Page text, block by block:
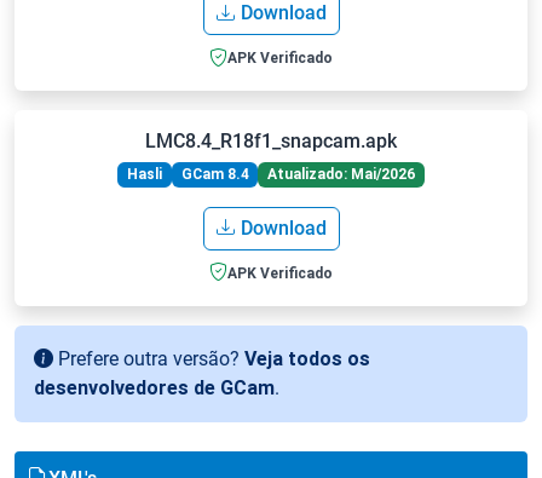
Download
APK Verificado
LMC8.4_R18f1_snapcam.apk
Hasli GCam 8.4 Atualizado: Mai/2026
Download
APK Verificado
Prefere outra versão? Veja todos os
desenvolvedores de GCam.